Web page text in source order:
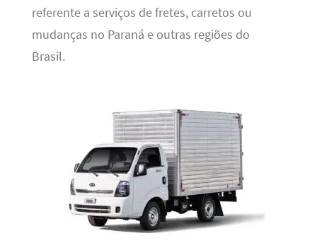
referente a serviços de fretes, carretos ou
mudanças no Paraná e outras regiões do
Brasil.